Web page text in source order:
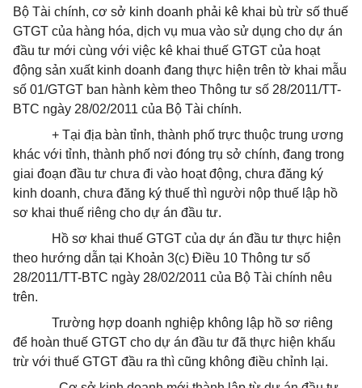
Bộ Tài chính, cơ sở kinh doanh phải kê khai bù trừ số thuế
GTGT của hàng hóa, dịch vụ mua vào sử dụng cho dự án
đầu tư mới cùng với việc kê khai thuế GTGT của hoạt
động sản xuất kinh doanh đang thực hiện trên tờ khai mẫu
số 01/GTGT ban hành kèm theo Thông tư số 28/2011/TT-
BTC ngày 28/02/2011 của Bộ Tài chính.
+ Tại địa bàn tỉnh, thành phố trực thuộc trung ương
khác với tỉnh, thành phố nơi đóng trụ sở chính, đang trong
giai đoạn đầu tư chưa đi vào hoạt động, chưa đăng ký
kinh doanh, chưa đăng ký thuế thì người nộp thuế lập hồ
sơ khai thuế riêng cho dự án đầu tư.
Hồ sơ khai thuế GTGT của dự án đầu tư thực hiện
theo hướng dẫn tại Khoản 3(c) Điều 10 Thông tư số
28/2011/TT-BTC ngày 28/02/2011 của Bộ Tài chính nêu
trên.
Trường hợp doanh nghiệp không lập hồ sơ riêng
để hoàn thuế GTGT cho dự án đầu tư đã thực hiện khấu
trừ với thuế GTGT đầu ra thì cũng không điều chỉnh lại.